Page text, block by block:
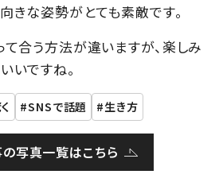
きな姿勢がとても素敵です。
て合う方法が違いますが、楽しみ
いですね。
SNSで話題 生き方
写真一覧はこちら